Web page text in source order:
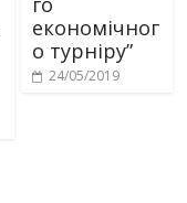
економічног
о турніру”
24/05/2019